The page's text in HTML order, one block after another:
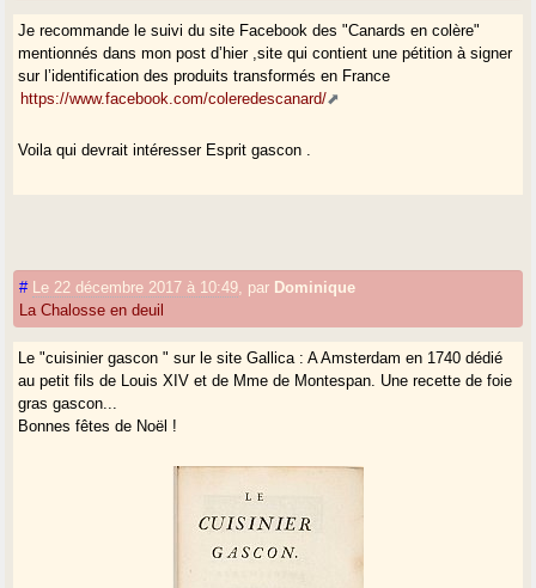
Je recommande le suivi du site Facebook des "Canards en colère"
mentionnés dans mon post d’hier ,site qui contient une pétition à signer
sur l’identification des produits transformés en France
https://www.facebook.com/coleredescanard/
Voila qui devrait intéresser Esprit gascon .
# Le 22 décembre 2017 à 10:49 par Dominique
La Chalosse en deuil
Le "cuisinier gascon " sur le site Gallica : A Amsterdam en 1740 dédié
au petit fils de Louis XIV et de Mme de Montespan. Une recette de foie
gras gascon...
Bonnes fêtes de Noël !